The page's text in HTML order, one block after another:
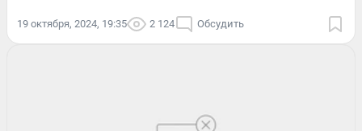
19 октября, 2024, 19:35 2 124 Обсудить